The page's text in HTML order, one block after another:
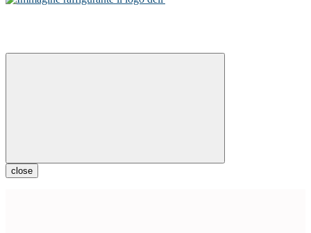
close